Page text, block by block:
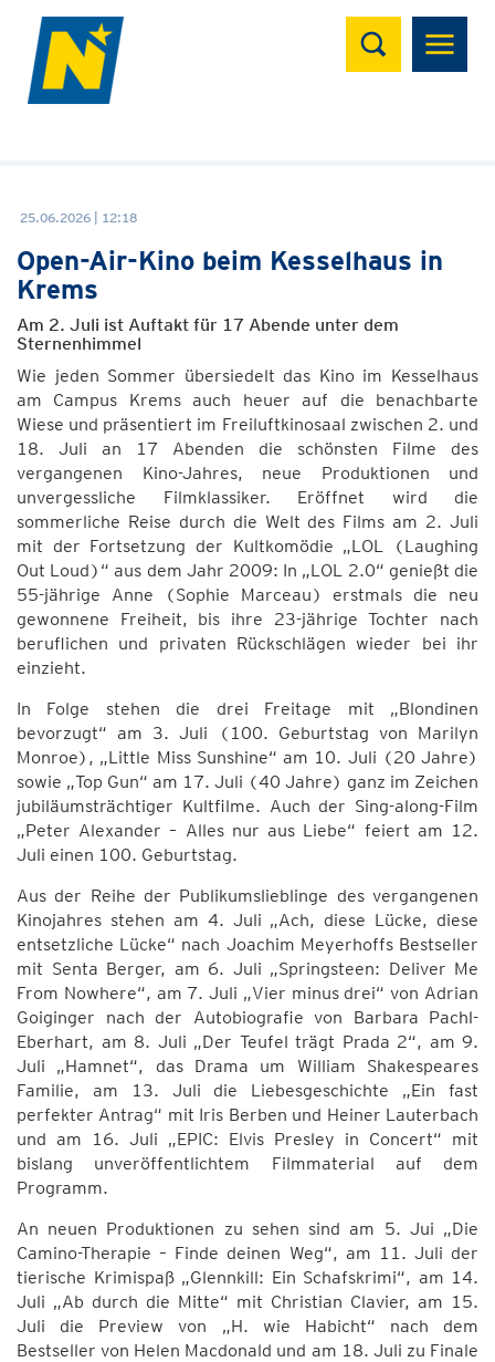
Suchen
25.06.2026 | 12:18
Open-Air-Kino beim Kesselhaus in
Krems
Am 2. Juli ist Auftakt für 17 Abende unter dem
Sternenhimmel
Wie jeden Sommer übersiedelt das Kino im Kesselhaus
am Campus Krems auch heuer auf die benachbarte
Wiese und präsentiert im Freiluftkinosaal zwischen 2. und
18. Juli an 17 Abenden die schönsten Filme des
vergangenen Kino-Jahres, neue Produktionen und
unvergessliche Filmklassiker. Eröffnet wird die
sommerliche Reise durch die Welt des Films am 2. Juli
mit der Fortsetzung der Kultkomödie „LOL (Laughing
Out Loud)“ aus dem Jahr 2009: In „LOL 2.0“ genießt die
55-jährige Anne (Sophie Marceau) erstmals die neu
gewonnene Freiheit, bis ihre 23-jährige Tochter nach
beruflichen und privaten Rückschlägen wieder bei ihr
einzieht.
In Folge stehen die drei Freitage mit „Blondinen
bevorzugt“ am 3. Juli (100. Geburtstag von Marilyn
Monroe), „Little Miss Sunshine“ am 10. Juli (20 Jahre)
sowie „Top Gun“ am 17. Juli (40 Jahre) ganz im Zeichen
jubiläumsträchtiger Kultfilme. Auch der Sing-along-Film
„Peter Alexander – Alles nur aus Liebe“ feiert am 12.
Juli einen 100. Geburtstag.
Aus der Reihe der Publikumslieblinge des vergangenen
Kinojahres stehen am 4. Juli „Ach, diese Lücke, diese
entsetzliche Lücke“ nach Joachim Meyerhoffs Bestseller
mit Senta Berger, am 6. Juli „Springsteen: Deliver Me
From Nowhere“, am 7. Juli „Vier minus drei“ von Adrian
Goiginger nach der Autobiografie von Barbara Pachl-
Eberhart, am 8. Juli „Der Teufel trägt Prada 2“, am 9.
Juli „Hamnet“, das Drama um William Shakespeares
Familie, am 13. Juli die Liebesgeschichte „Ein fast
perfekter Antrag“ mit Iris Berben und Heiner Lauterbach
und am 16. Juli „EPIC: Elvis Presley in Concert“ mit
bislang unveröffentlichtem Filmmaterial auf dem
Programm.
An neuen Produktionen zu sehen sind am 5. Jui „Die
Camino-Therapie – Finde deinen Weg“, am 11. Juli der
tierische Krimispaß „Glennkill: Ein Schafskrimi“, am 14.
Juli „Ab durch die Mitte“ mit Christian Clavier, am 15.
Juli die Preview von „H. wie Habicht“ nach dem
Bestseller von Helen Macdonald und am 18. Juli zu Finale